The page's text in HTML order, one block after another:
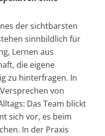
der sichtbarsten
sinnbildlich für
Lernen aus
die eigene
zu hinterfragen. In
von
Das Team blickt
sich vor, es beim
In der Praxis